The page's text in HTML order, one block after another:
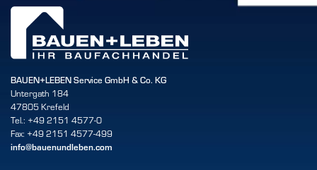
BAUEN+LEBEN Service GmbH & Co. KG
Untergath 184
47805 Krefeld
Tel.: +49 2151 4577-0
Fax: +49 2151 4577-499
info@bauenundleben.com